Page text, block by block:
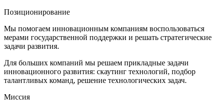
Позиционирование
Мы помогаем инновационным компаниям воспользоваться
мерами государственной поддержки и решать стратегические
задачи развития.
Для больших компаний мы решаем прикладные задачи
инновационного развития: скаутинг технологий, подбор
талантливых команд, решение технологических задач.
Миссия